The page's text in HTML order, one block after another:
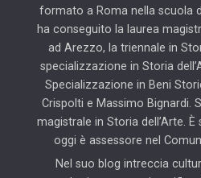
formato a Roma nella scuola
ha conseguito la laurea
ad Arezzo, la triennale in
specializzazione in Storia
Specializzazione in Beni
Crispolti e Massimo Bignardi.
magistrale in Storia dell’Arte.
oggi è assessore nel
Nel suo blog intreccia